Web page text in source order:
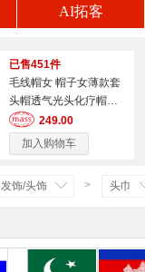
AI拓客
已售451件
毛线帽女 帽子女薄款套
头帽透气光头化疗帽堆
堆帽月子帽头巾户外帽
249.00
加入购物车
发饰/头饰 > 头巾